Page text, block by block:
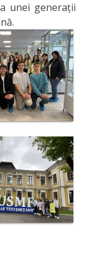
unei generații